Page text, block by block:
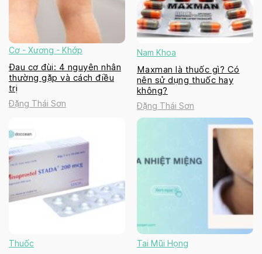
Cơ - Xương - Khớp
Đau cơ đùi: 4 nguyên nhân
thường gặp và cách điều
trị
Đặng Thái Sơn
Nam Khoa
Maxman là thuốc gì? Có
nên sử dụng thuốc hay
không?
Đặng Thái Sơn
Thuốc Tai Mũi Họng